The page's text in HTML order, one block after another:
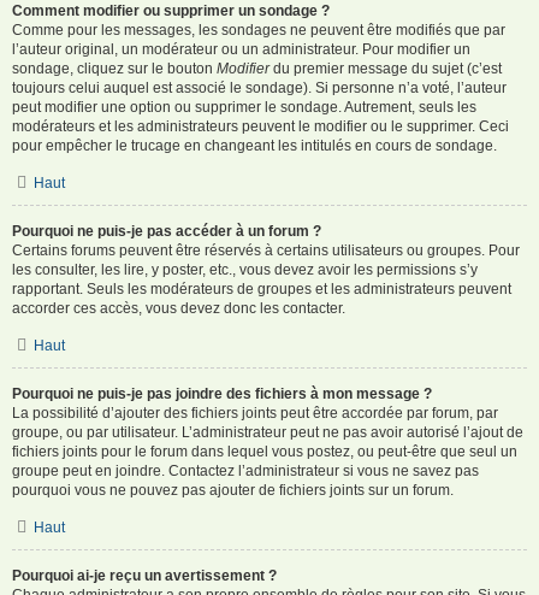
Comment modifier ou supprimer un sondage ?
Comme pour les messages, les sondages ne peuvent être modifiés que par
l’auteur original, un modérateur ou un administrateur. Pour modifier un
sondage, cliquez sur le bouton Modifierdu premier message du sujet (c’est
toujours celui auquel est associé le sondage). Si personne n’a voté, l’auteur
peut modifier une option ou supprimer le sondage. Autrement, seuls les
modérateurs et les administrateurs peuvent le modifier ou le supprimer. Ceci
pour empêcher le trucage en changeant les intitulés en cours de sondage.
Haut
Pourquoi ne puis-je pas accéder à un forum ?
Certains forums peuvent être réservés à certains utilisateurs ou groupes. Pour
les consulter, les lire, y poster, etc., vous devez avoir les permissions s’y
rapportant. Seuls les modérateurs de groupes et les administrateurs peuvent
accorder ces accès, vous devez donc les contacter.
Haut
Pourquoi ne puis-je pas joindre des fichiers à mon message ?
La possibilité d’ajouter des fichiers joints peut être accordée par forum, par
groupe, ou par utilisateur. L’administrateur peut ne pas avoir autorisé l’ajout de
fichiers joints pour le forum dans lequel vous postez, ou peut-être que seul un
groupe peut en joindre. Contactez l’administrateur si vous ne savez pas
pourquoi vous ne pouvez pas ajouter de fichiers joints sur un forum.
Haut
Pourquoi ai-je reçu un avertissement ?